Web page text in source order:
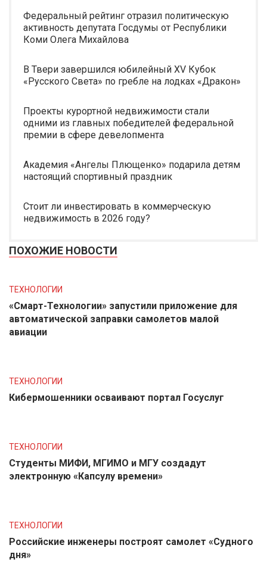
Федеральный рейтинг отразил политическую
активность депутата Госдумы от Республики
Коми Олега Михайлова
В Твери завершился юбилейный XV Кубок
«Русского Света» по гребле на лодках «Дракон»
Проекты курортной недвижимости стали
одними из главных победителей федеральной
премии в сфере девелопмента
Академия «Ангелы Плющенко» подарила детям
настоящий спортивный праздник
Стоит ли инвестировать в коммерческую
недвижимость в 2026 году?
ПОХОЖИЕ НОВОСТИ
ТЕХНОЛОГИИ
«Смарт-Технологии» запустили приложение для
автоматической заправки самолетов малой
авиации
ТЕХНОЛОГИИ
Кибермошенники осваивают портал Госуслуг
ТЕХНОЛОГИИ
Студенты МИФИ, МГИМО и МГУ создадут
электронную «Капсулу времени»
ТЕХНОЛОГИИ
Российские инженеры построят самолет «Судного
дня»